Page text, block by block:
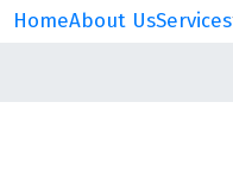
HomeAbout UsServices